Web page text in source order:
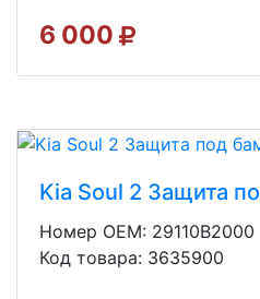
6 000
Kia Soul 2 Защита
Номер OEM: 29110B2000
Код товара: 3635900